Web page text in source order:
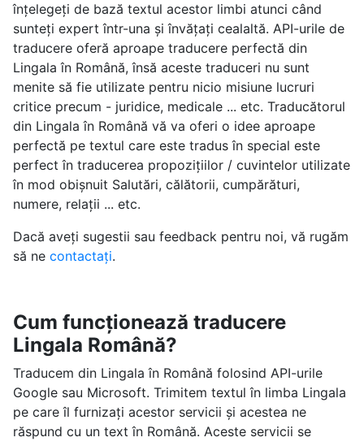
înțelegeți de bază textul acestor limbi atunci când
sunteți expert într-una și învățați cealaltă. API-urile de
traducere oferă aproape traducere perfectă din
Lingala în Română, însă aceste traduceri nu sunt
menite să fie utilizate pentru nicio misiune lucruri
critice precum - juridice, medicale ... etc. Traducătorul
din Lingala în Română vă va oferi o idee aproape
perfectă pe textul care este tradus în special este
perfect în traducerea propozițiilor / cuvintelor utilizate
în mod obișnuit Salutări, călătorii, cumpărături,
numere, relații ... etc.
Dacă aveți sugestii sau feedback pentru noi, vă rugăm
să ne contactați.
Cum funcționează traducere
Lingala Română?
Traducem din Lingala în Română folosind API-urile
Google sau Microsoft. Trimitem textul în limba Lingala
pe care îl furnizați acestor servicii și acestea ne
răspund cu un text în Română. Aceste servicii se